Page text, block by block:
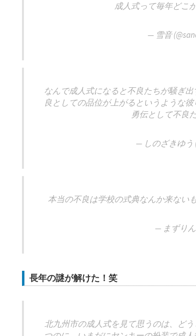
成人式って毎年どこ
— 雪音
なんで成人式になると不良たちが騒ぎ
良としての品位が上がるというような
勇伝として不良
— しのざきゆう
本当の不良は学校の式典なんか来ない
— まずり
長年の謎が解けた！笑
北九州市の成人式を見て思うのは、ど